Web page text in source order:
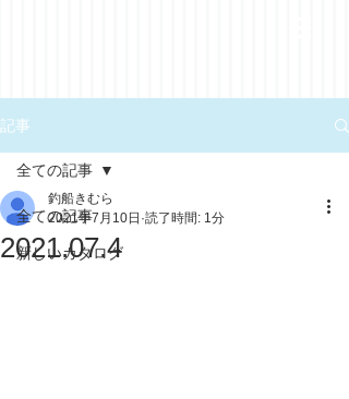
記事
全ての記事
新しいカタログ
全ての記事
2021.07.4
釣船きむら
2021年7月10日 読了時間: 1分